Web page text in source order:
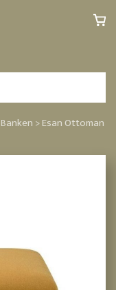
Banken >Esan Ottoman